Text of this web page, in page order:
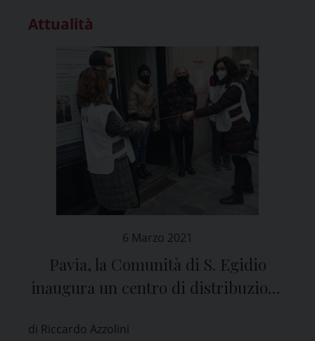
Attualità
6 Marzo 2021
Pavia, la Comunità di S. Egidio
inaugura un centro di distribuzione
di Riccardo Azzolini